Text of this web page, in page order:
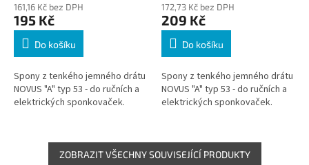
161,16 Kč bez DPH
195 Kč
Do košíku
Spony z tenkého jemného drátu
NOVUS "A" typ 53 - do ručních a
elektrických sponkovaček.
172,73 Kč bez DPH
209 Kč
Do košíku
Spony z tenkého jemného drátu
NOVUS "A" typ 53 - do ručních a
elektrických sponkovaček.
ZOBRAZIT VŠECHNY SOUVISEJÍCÍ PRODUKTY